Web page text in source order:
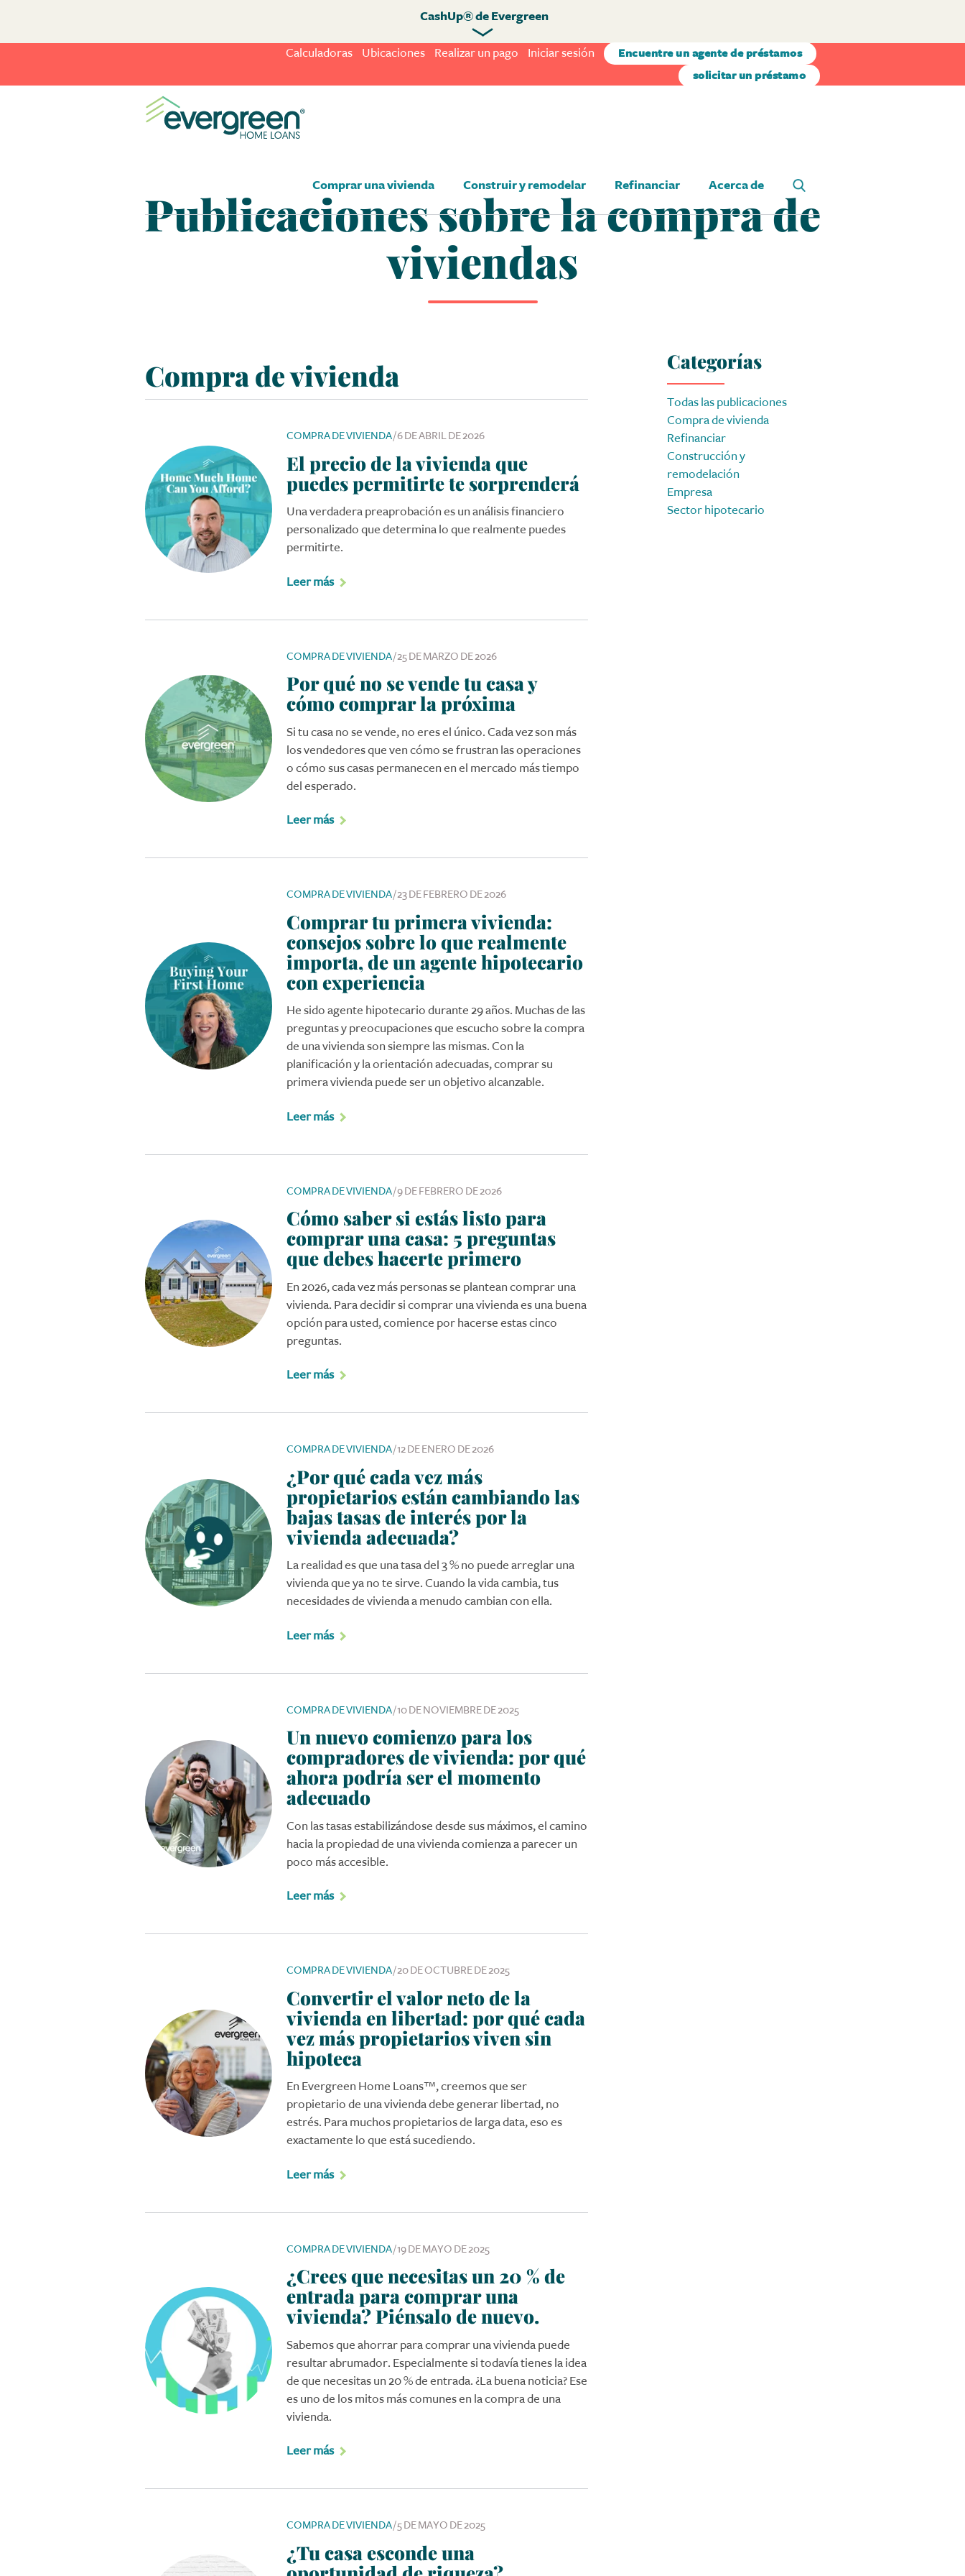
Calculadoras Ubicaciones Realizar un pago Iniciar sesión
Encuentre un agente de préstamos
solicitar un préstamo
CashUp® de Evergreen
Comprar una vivienda Construir y remodelar Refinanciar Acerca de
Publicaciones sobre la compra de
viviendas
Compra de vivienda
COMPRA DE VIVIENDA/6 DE ABRIL DE 2026
El precio de la vivienda que
puedes permitirte te sorprenderá
Una verdadera preaprobación es un análisis financiero
personalizado que determina lo que realmente puedes
permitirte.
Leer más
COMPRA DE VIVIENDA/25 DE MARZO DE 2026
Por qué no se vende tu casa y
cómo comprar la próxima
Si tu casa no se vende, no eres el único. Cada vez son más
los vendedores que ven cómo se frustran las operaciones
o cómo sus casas permanecen en el mercado más tiempo
del esperado.
Leer más
COMPRA DE VIVIENDA/23 DE FEBRERO DE 2026
Comprar tu primera vivienda:
consejos sobre lo que realmente
importa, de un agente hipotecario
con experiencia
He sido agente hipotecario durante 29 años. Muchas de las
preguntas y preocupaciones que escucho sobre la compra
de una vivienda son siempre las mismas. Con la
planificación y la orientación adecuadas, comprar su
primera vivienda puede ser un objetivo alcanzable.
Leer más
COMPRA DE VIVIENDA/9 DE FEBRERO DE 2026
Cómo saber si estás listo para
comprar una casa: 5 preguntas
que debes hacerte primero
En 2026, cada vez más personas se plantean comprar una
vivienda. Para decidir si comprar una vivienda es una buena
opción para usted, comience por hacerse estas cinco
preguntas.
Leer más
COMPRA DE VIVIENDA/12 DE ENERO DE 2026
¿Por qué cada vez más
propietarios están cambiando las
bajas tasas de interés por la
vivienda adecuada?
La realidad es que una tasa del 3 % no puede arreglar una
vivienda que ya no te sirve. Cuando la vida cambia, tus
necesidades de vivienda a menudo cambian con ella.
Leer más
COMPRA DE VIVIENDA/10 DE NOVIEMBRE DE 2025
Un nuevo comienzo para los
compradores de vivienda: por qué
ahora podría ser el momento
adecuado
Con las tasas estabilizándose desde sus máximos, el camino
hacia la propiedad de una vivienda comienza a parecer un
poco más accesible.
Leer más
COMPRA DE VIVIENDA/20 DE OCTUBRE DE 2025
Convertir el valor neto de la
vivienda en libertad: por qué cada
vez más propietarios viven sin
hipoteca
En Evergreen Home Loans™, creemos que ser
propietario de una vivienda debe generar libertad, no
estrés. Para muchos propietarios de larga data, eso es
exactamente lo que está sucediendo.
Leer más
COMPRA DE VIVIENDA/19 DE MAYO DE 2025
¿Crees que necesitas un 20 % de
entrada para comprar una
vivienda? Piénsalo de nuevo.
Sabemos que ahorrar para comprar una vivienda puede
resultar abrumador. Especialmente si todavía tienes la idea
de que necesitas un 20 % de entrada. ¿La buena noticia? Ese
es uno de los mitos más comunes en la compra de una
vivienda.
Leer más
COMPRA DE VIVIENDA/5 DE MAYO DE 2025
¿Tu casa esconde una
Categorías
Todas las publicaciones
Compra de vivienda
Refinanciar
Construcción y
remodelación
Empresa
Sector hipotecario